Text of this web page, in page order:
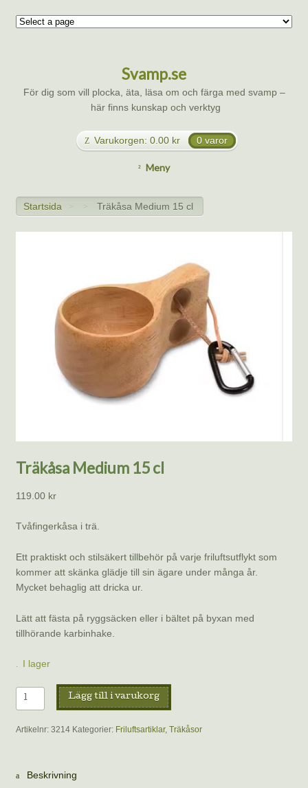
Svamp.se
För dig som vill plocka, äta, läsa om och färga med svamp –
här finns kunskap och verktyg
Varukorgen: 0.00 kr 0 varor
Meny
Startsida > > Träkåsa Medium 15 cl
Träkåsa Medium 15 cl
119.00 kr
Tvåfingerkåsa i trä.
Ett praktiskt och stilsäkert tillbehör på varje friluftsutflykt som
kommer att skänka glädje till sin ägare under många år.
Mycket behaglig att dricka ur.
Lätt att fästa på ryggsäcken eller i bältet på byxan med
tillhörande karbinhake.
I lager
Träkåsa
Medium
15
Lägg till i varukorg
Artikelnr: 3214 Kategorier: Friluftsartiklar, Träkåsor
Beskrivning